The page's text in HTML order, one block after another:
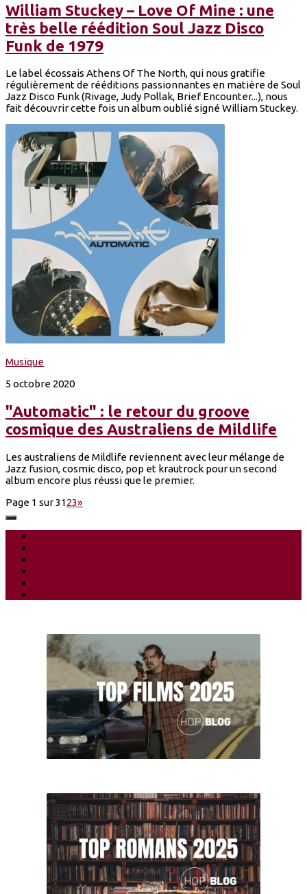
William Stuckey – Love Of Mine : une
très belle réédition Soul Jazz Disco
Funk de 1979
Le label écossais Athens Of The North, qui nous gratifie
régulièrement de rééditions passionnantes en matière de Soul
Jazz Disco Funk (Rivage, Judy Pollak, Brief Encounter...), nous
fait découvrir cette fois un album oublié signé William Stuckey.
Musique
5 octobre 2020
"Automatic" : le retour du groove
cosmique des Australiens de Mildlife
Les australiens de Mildlife reviennent avec leur mélange de
Jazz fusion, cosmic disco, pop et krautrock pour un second
album encore plus réussi que le premier.
Page 1 sur 3123»